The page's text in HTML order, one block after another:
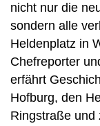
nicht nur die
sondern alle
Heldenplatz in
Chefreporter
erfährt
Hofburg, den
Ringstraße und